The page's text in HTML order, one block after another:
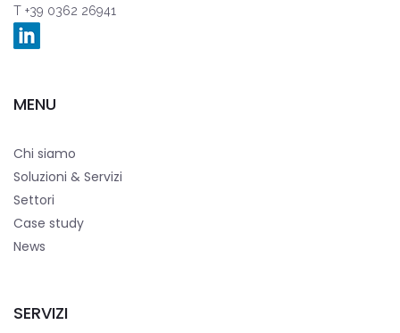
T +39 0362 26941
MENU
Chi siamo
Soluzioni & Servizi
Settori
Case study
News
SERVIZI